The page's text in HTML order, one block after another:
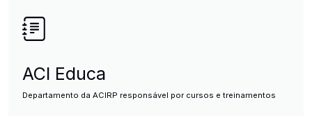
ACI Educa
Departamento da ACIRP responsável por cursos e treinamentos